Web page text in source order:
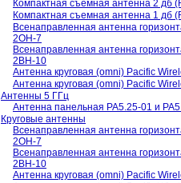
Компактная съемная антенна 2 дб
Компактная съемная антенна 1 дб
Всенаправленная антенна
2OH-7
Всенаправленная антенна
2BH-10
Антенна круговая (omni) Pacific
Антенна круговая (omni) Pacific
Антенны 5 ГГц
Антенна панельная PA5.25-01 и
Круговые антенны
Всенаправленная антенна
2OH-7
Всенаправленная антенна
2BH-10
Антенна круговая (omni) Pacific